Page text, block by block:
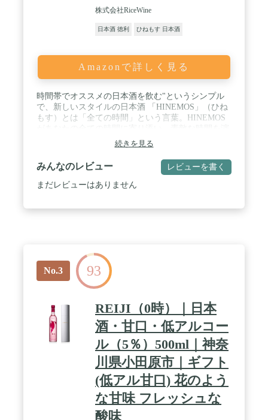
を避けるため、お召し上がりになるまで冷蔵保存を
お願いいたします。
株式会社RiceWine
日本酒 徳利 ひねもす 日本酒
Amazonで詳しく見る
時間帯でオススメの日本酒を飲む"というシンプル
で、新しいスタイルの日本酒 「HINEMOS」（ひね
もす）とは「全ての時間」という言葉。HINEMOS
出します。全時間帯を飲むと、自然にさまざまな種
類の日本酒を体験することができます。 ひとつひと
つの銘柄は全く異なる味わいです。スパークリン
グ、にごり酒、パイナップルやマスカットのような
フルーティーな香りがするもの、またはデザートワ
を行っております。 （一部商品除く）。 ・到着後
は、ボトル開封前であっても日光・温度による品質
低下を避けるため、お召し上がりになるまで冷蔵保
存をお願いいたします。
続きを見る
みんなのレビュー レビューを書く
まだレビューはありません
No.3 93
REIJI（0時）｜日本
酒・甘口・低アルコー
ル（5％）500ml｜神奈
川県小田原市｜ギフト
(低アル甘口) 花のよう
な甘味 フレッシュな
酸味